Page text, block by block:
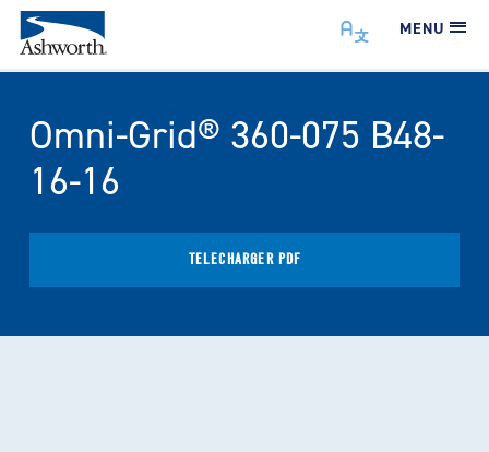
MENU
Omni-Grid® 360-075 B48-
16-16
TÉLÉCHARGER PDF